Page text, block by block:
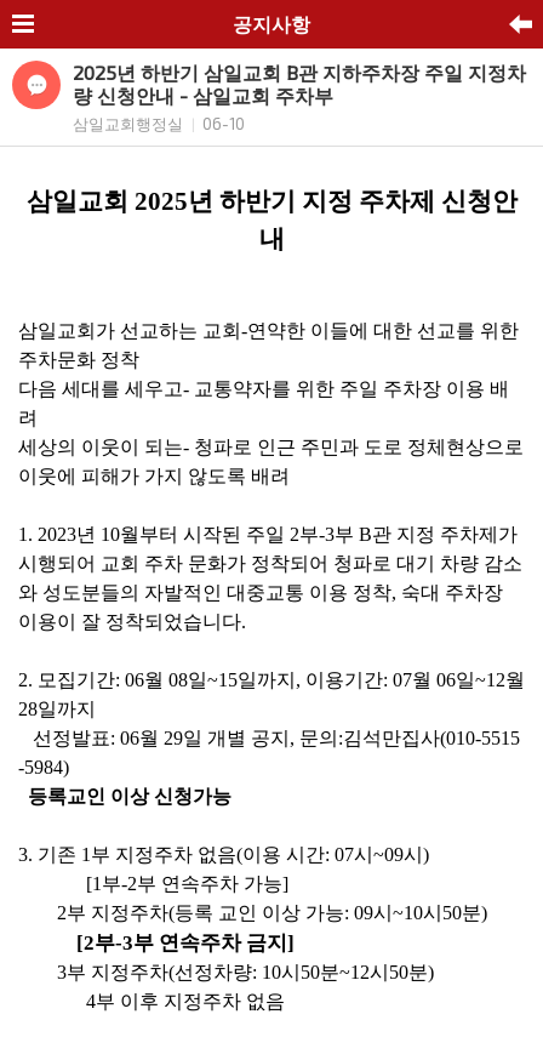
공지사항
2025년 하반기 삼일교회 B관 지하주차장 주일 지정차
량 신청안내 - 삼일교회 주차부
삼일교회행정실 06-10
삼일교회 2025년 하반기
지정 주차제 신청안
내
삼일교회가 선교하는 교회 -연약한 이들에 대한 선교를 위한
주차문화 정착
다음 세대를 세우고- 교통약자를 위한 주일 주차장 이용 배
려
세상의 이웃이 되는- 청파로 인근 주민과 도로 정체현상으로
이웃에 피해가 가지 않도록 배려
1. 2023년 10월부터 시작된 주일 2부-3부 B관 지정 주차제가
시행되어 교회 주차 문화가 정착되어 청파로 대기 차량 감소
와 성도분들의 자발적인 대중교통 이용 정착, 숙대 주차장
이용이 잘 정착되었습니다.
2. 모집기간: 06월 08일~15일까지 , 이용기간: 07월 06일~12월
28일까지
선정발표: 06월 29일 개별 공지 , 문의 :김석만집사(010-5515
-5984)
등록교인 이상 신청가능
3. 기존 1 부 지정주차 없음(이용 시간: 07시 ~09시 )
[1 부-2부 연속주차 가능]
2부 지정주차(등록 교인 이상 가능: 09시 ~10시 50분)
[2부-3부 연속주차 금지 ]
3부 지정주차(선정차량: 10시 50분~12시 50분)
4부 이후 지정주차 없음